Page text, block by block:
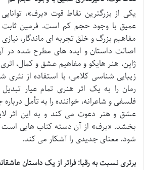
یکی از بزرگترین نقاط قوت «برف»،
عمیق با وجود حجم کم است. فرمین ثابت
مفاهیم بزرگ و خلق تجربه ای ماندگار،
اصالت داستان و ایده های مطرح شده در
ژاپن، هنر هایکو و مفاهیم عشق و کمال، اثری
زیبایی شناسی کلامی، با استفاده از نثری
رمان را به یک اثر هنری تمام عیار
فلسفی و شاعرانه، خواننده را به تأمل
عشق و هنر دعوت می کند و به این اثر
بخشد. «برف» از آن دسته کتاب هایی است
شود، معنای جدیدی را آشکار می کند.
برتری نسبت به رقبا: فراتر از یک داستان